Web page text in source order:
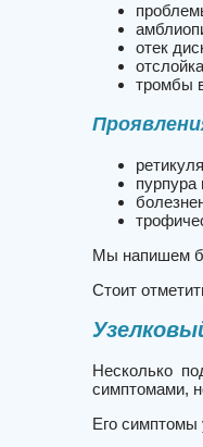
отек
тромбы
Мы напишем
Стоит
Несколько
симптомами,
Его